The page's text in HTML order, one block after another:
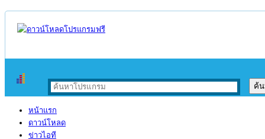
หน้าแรก
ดาวน์โหลด
ข่าวไอที